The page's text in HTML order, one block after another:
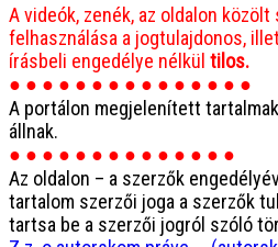
A videók, zenék, az oldalon
felhasználása a jogtulajdonos,
írásbeli engedélye nélkül tilos.
● ● ● ● ● ● ● ● ● ● ● ● ● ● ●
A portálon megjelenített
állnak.
● ● ● ● ● ● ● ● ● ● ● ● ● ●
Az oldalon – a szerzők
tartalom szerzői joga a szerzők
tartsa be a szerzői jogról szóló